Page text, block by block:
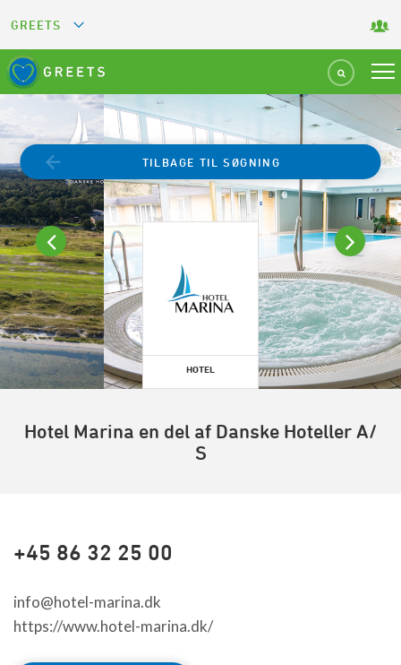
GREETS
GREEN KEY
GREEN RESTAURANT
GREEN SPORT FACILITY
GREEN TOURISM ORGANIZATION
GREEN CAMPING
GREEN ATTRACTION
HOTEL
TILBAGE TIL SØGNING
Hotel Marina en del af Danske Hoteller A/
S
+45 86 32 25 00
info@hotel-marina.dk
https://www.hotel-marina.dk/